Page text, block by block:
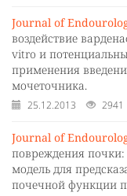
Journal of
воздействие
vitro и
применения
мочеточника.
25.12.2013 2941
Journal of
повреждения почки:
модель для
почечной функции